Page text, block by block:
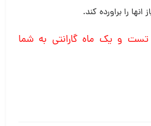
را براورده کند.
و یک ماه گارانتی به شما